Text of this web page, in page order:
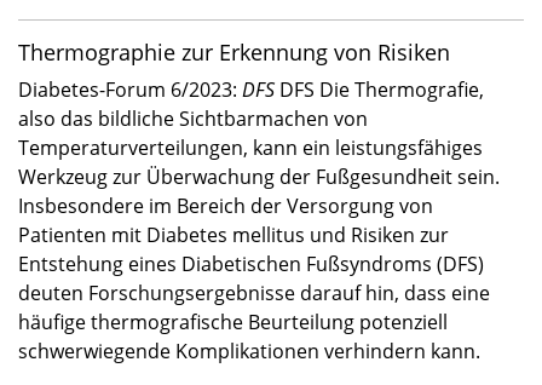
Thermographie zur Erkennung von Risiken
Diabetes-Forum 6/2023: DFS DFS Die Thermografie,
also das bildliche Sichtbarmachen von
Temperaturverteilungen, kann ein leistungsfähiges
Werkzeug zur Überwachung der Fußgesundheit sein.
Insbesondere im Bereich der Versorgung von
Patienten mit Diabetes mellitus und Risiken zur
Entstehung eines Diabetischen Fußsyndroms (DFS)
deuten Forschungsergebnisse darauf hin, dass eine
häufige thermografische Beurteilung potenziell
schwerwiegende Komplikationen verhindern kann.